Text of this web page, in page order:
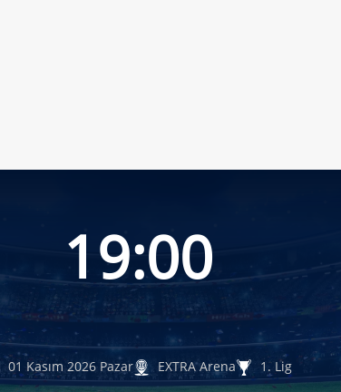
19:00
01 Kasım 2026 Pazar EXTRA Arena 1. Lig